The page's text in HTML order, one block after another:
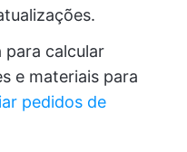
para calcular
e materiais para
pedidos de